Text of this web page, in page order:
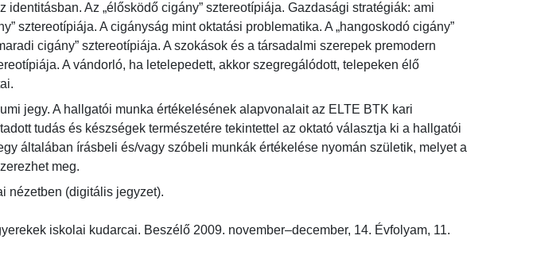
Az „élősködő cigány” sztereotípiája. Gazdasági stratégiák: ami
sztereotípiája. A cigányság mint oktatási problematika. A „hangoskodó cigány”
cigány” sztereotípiája. A szokások és a társadalmi szerepek premodern
A vándorló, ha letelepedett, akkor szegregálódott, telepeken élő
jegy. A hallgatói munka értékelésének alapvonalait az ELTE BTK kari
tudás és készségek természetére tekintettel az oktató választja ki a hallgatói
általában írásbeli és/vagy szóbeli munkák értékelése nyomán születik, melyet a
meg.
nézetben (digitális jegyzet).
iskolai kudarcai. Beszélő 2009. november–december, 14. Évfolyam, 11.